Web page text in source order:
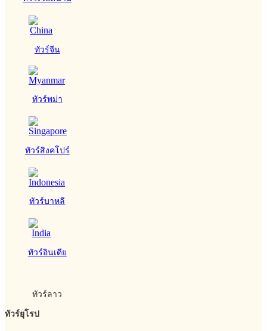
ทัวร์จีน
ทัวร์พม่า
ทัวร์สิงคโปร์
ทัวร์บาหลี
ทัวร์อินเดีย
ทัวร์ลาว
ทัวร์ยุโรป